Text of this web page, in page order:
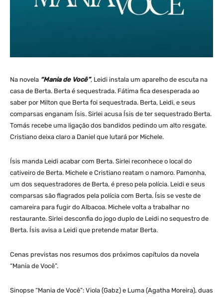
Na novela “Mania de Você”, Leidi instala um aparelho de escuta na
casa de Berta. Berta é sequestrada. Fátima fica desesperada ao
saber por Milton que Berta foi sequestrada. Berta, Leidi, e seus
comparsas enganam Ísis. Sirlei acusa Ísis de ter sequestrado Berta.
Tomás recebe uma ligação dos bandidos pedindo um alto resgate.
Cristiano deixa claro a Daniel que lutará por Michele.
Ísis manda Leidi acabar com Berta. Sirlei reconhece o local do
cativeiro de Berta. Michele e Cristiano reatam o namoro. Pamonha,
um dos sequestradores de Berta, é preso pela polícia. Leidi e seus
comparsas são flagrados pela polícia com Berta. Ísis se veste de
camareira para fugir do Albacoa. Michele volta a trabalhar no
restaurante. Sirlei desconfia do jogo duplo de Leidi no sequestro de
Berta. Ísis avisa a Leidi que pretende matar Berta.
Cenas previstas nos resumos dos próximos capítulos da novela
“Mania de Você”.
Sinopse “Mania de Você”: Viola (Gabz) e Luma (Agatha Moreira), duas